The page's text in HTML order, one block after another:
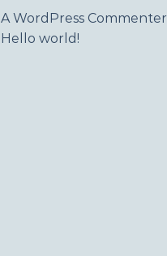
A WordPress Commenter
Hello world!